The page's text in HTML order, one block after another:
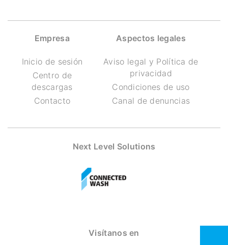
Empresa
Inicio de sesión
Centro de
descargas
Contacto
Aspectos legales
Aviso legal y Política de
privacidad
Condiciones de uso
Canal de denuncias
Next Level Solutions
Visítanos en